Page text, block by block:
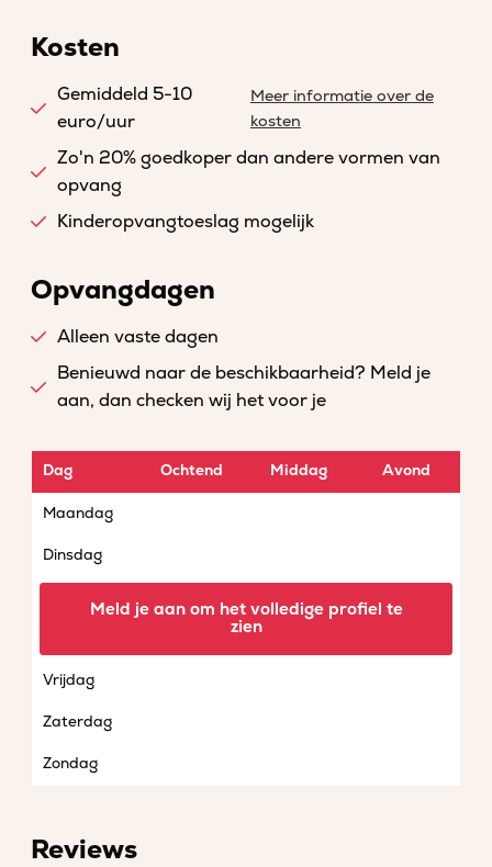
Kosten
Gemiddeld 5-10
euro/uur
Meer informatie over de
kosten
Zo'n 20% goedkoper dan andere vormen van
opvang
Kinderopvangtoeslag mogelijk
Opvangdagen
Alleen vaste dagen
Benieuwd naar de beschikbaarheid? Meld je
aan, dan checken wij het voor je
Dag Ochtend Middag Avond
Maandag
Dinsdag
Vrijdag
Zaterdag
Zondag
Meld je aan om het volledige profiel te
zien
Reviews